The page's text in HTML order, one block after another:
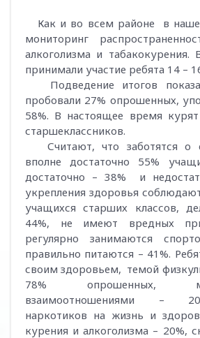
Как и во всем районе в
мониторинг
алкоголизма и табакокурения.
принимали участие ребята 14 –
Подведение итогов
пробовали 27% опрошенных,
58%. В настоящее время
старшеклассников.
Считают, что заботятся о
вполне достаточно 55%
достаточно – 38% и
укрепления здоровья
учащихся старших классов,
44%, не имеют вредных
регулярно занимаются
правильно питаются – 41%.
своим здоровьем, темой
78% опрошенных,
взаимоотношениями –
наркотиков на жизнь и
курения и алкоголизма – 20%,